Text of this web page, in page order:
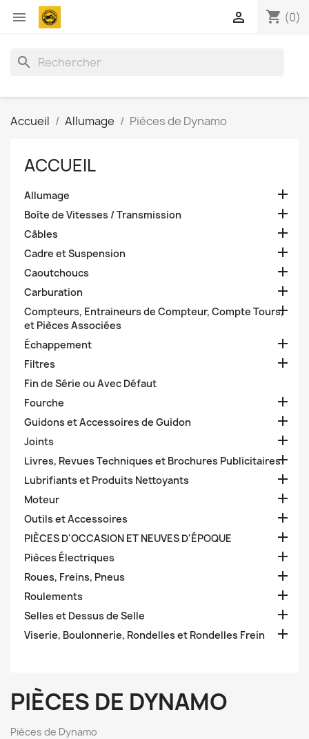
 shopping_cart (0)

search
Accueil Allumage Pièces de Dynamo
ACCUEIL
Allumage 
Boîte de Vitesses / Transmission 
Câbles 
Cadre et Suspension 
Caoutchoucs 
Carburation 
Compteurs, Entraineurs de Compteur, Compte Tours,
et Pièces Associées

Échappement 
Filtres 
Fin de Série ou Avec Défaut
Fourche

Guidons et Accessoires de Guidon 
Joints 
Livres, Revues Techniques et Brochures Publicitaires
Lubrifiants et Produits Nettoyants 
Moteur 
Outils et Accessoires 
PIÈCES D'OCCASION ET NEUVES D'ÉPOQUE 
Pièces Électriques 
Roues, Freins, Pneus 
Roulements 
Selles et Dessus de Selle 
Viserie, Boulonnerie, Rondelles et Rondelles Frein 
PIÈCES DE DYNAMO
Pièces de Dynamo